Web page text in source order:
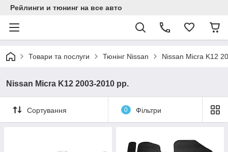
Рейлинги и тюнинг на все авто
Товари та послуги Тюнінг Nissan Nissan Micra K12
Nissan Micra K12 2003-2010 рр.
Сортування 0 Фільтри